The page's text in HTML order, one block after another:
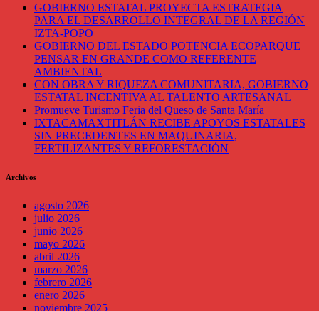
GOBIERNO ESTATAL PROYECTA ESTRATEGIA
PARA EL DESARROLLO INTEGRAL DE LA REGIÓN
IZTA-POPO
GOBIERNO DEL ESTADO POTENCIA ECOPARQUE
PENSAR EN GRANDE COMO REFERENTE
AMBIENTAL
CON OBRA Y RIQUEZA COMUNITARIA, GOBIERNO
ESTATAL INCENTIVA AL TALENTO ARTESANAL
Promueve Turismo Feria del Queso de Santa María
IXTACAMAXTITLÁN RECIBE APOYOS ESTATALES
SIN PRECEDENTES EN MAQUINARIA,
FERTILIZANTES Y REFORESTACIÓN
Archivos
agosto 2026
julio 2026
junio 2026
mayo 2026
abril 2026
marzo 2026
febrero 2026
enero 2026
noviembre 2025